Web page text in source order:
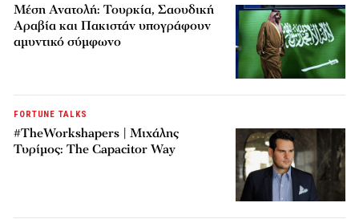
Μέση Ανατολή: Τουρκία, Σαουδική
Αραβία και Πακιστάν υπογράφουν
αμυντικό σύμφωνο
FORTUNE TALKS
#TheWorkshapers | Μιχάλης
Τυρίμος: The Capacitor Way